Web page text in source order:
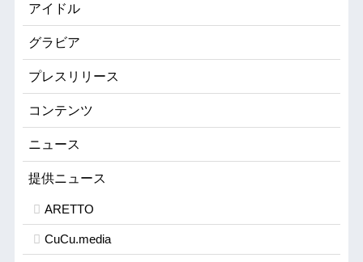
アイドル
グラビア
プレスリリース
コンテンツ
ニュース
提供ニュース
ARETTO
CuCu.media